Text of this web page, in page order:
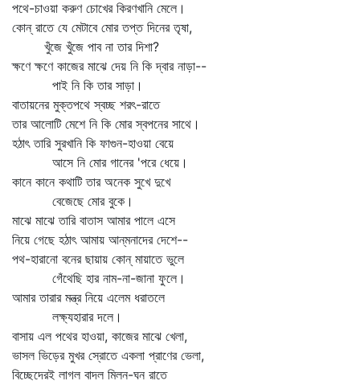
পথে-চাওয়া করুণ চোখের কিরণখানি মেলে।
কোন্‌ রাতে যে মেটাবে মোর তপ্ত দিনের তৃষা,
খুঁজে খুঁজে পাব না তার দিশা?
ক্ষণে ক্ষণে কাজের মাঝে দেয় নি কি দ্বার নাড়া--
পাই নি কি তার সাড়া।
বাতায়নের মুক্তপথে স্বচ্ছ শরৎ-রাতে
তার আলোটি মেশে নি কি মোর স্বপনের সাথে।
হঠাৎ তারি সুরখানি কি ফাগুন-হাওয়া বেয়ে
আসে নি মোর গানের 'পরে ধেয়ে।
কানে কানে কথাটি তার অনেক সুখে দুখে
বেজেছে মোর বুকে।
মাঝে মাঝে তারি বাতাস আমার পালে এসে
নিয়ে গেছে হঠাৎ আমায় আন্‌মনাদের দেশে--
পথ-হারানো বনের ছায়ায় কোন্‌ মায়াতে ভুলে
গেঁথেছি হার নাম-না-জানা ফুলে।
আমার তারার মন্ত্র নিয়ে এলেম ধরাতলে
লক্ষ্যহারার দলে।
বাসায় এল পথের হাওয়া, কাজের মাঝে খেলা,
ভাসল ভিড়ের মুখর স্রোতে একলা প্রাণের ভেলা,
বিচ্ছেদেরই লাগল বাদল মিলন-ঘন রাতে